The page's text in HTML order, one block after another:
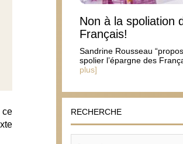
ce
Non à la spoliation
Français!
Sandrine Rousseau
spolier l’épargne des
plus]
RECHERCHE